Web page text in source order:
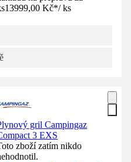
13999,00 Kč*/ ks
gril Campingaz
3 EXS
zboží zatím nikdo